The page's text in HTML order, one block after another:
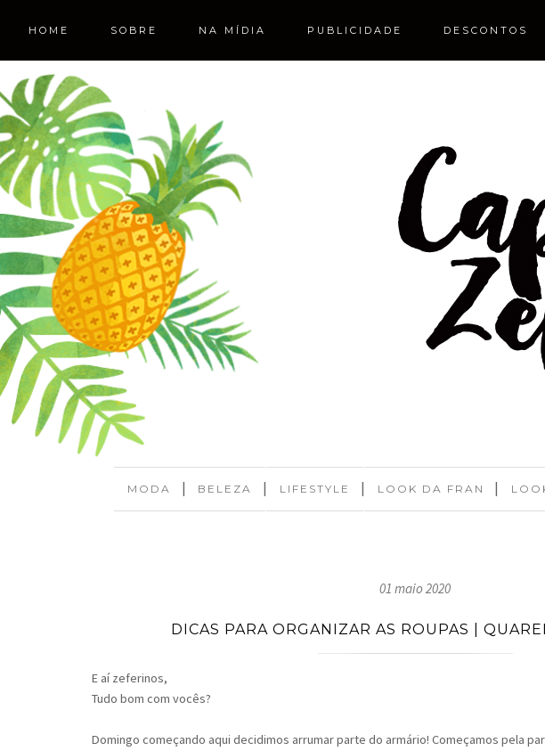
MODA | BELEZA | LIFESTYLE | LOOK DA FRAN |
HOME SOBRE NA MÍDIA PUBLICIDADE DESCONTOS
01 maio 2020
DICAS PARA ORGANIZAR AS ROUPAS |
E aí zeferinos,
Tudo bom com vocês?
Domingo começando aqui decidimos arrumar parte do armário! Começamos pela